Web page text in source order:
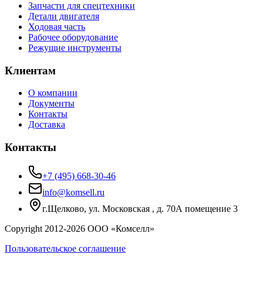
Запчасти для спецтехники
Детали двигателя
Ходовая часть
Рабочее оборудование
Режущие инструменты
Клиентам
О компании
Документы
Контакты
Доставка
Контакты
+7 (495) 668-30-46
info@komsell.ru
г.Щелково, ул. Московская , д. 70А помещение 3
Copyright 2012-2026 ООО «Комселл»
Пользовательское соглашение